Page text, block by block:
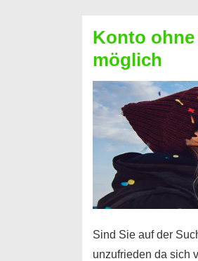
Sie
einen
Kredit
ohne
Konto
möglich
Sind Sie auf der
unzufrieden da sich